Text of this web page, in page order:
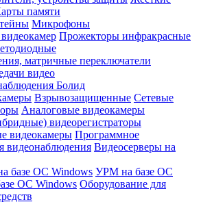
памяти
Микрофоны
Прожекторы инфракрасные
матричные переключатели
видео
Болид
Взрывозащищенные Сетевые
Аналоговые видеокамеры
видеорегистраторы
видеокамеры Программное
видеонаблюдения Видеосерверы на
базе ОС Windows УРМ на базе ОС
ОС Windows Оборудование для